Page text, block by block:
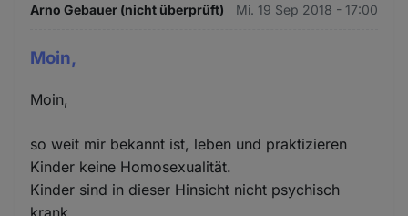
Arno Gebauer (nicht überprüft) Mi. 19 Sep 2018 - 17:00
Moin,
Moin,
so weit mir bekannt ist, leben und praktizieren
Kinder keine Homosexualität.
Kinder sind in dieser Hinsicht nicht psychisch